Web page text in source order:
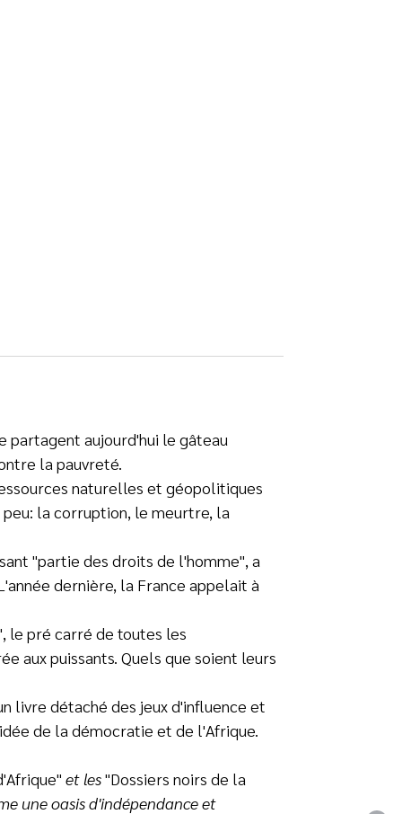
partagent aujourd'hui le gâteau
la pauvreté.
naturelles et géopolitiques
la corruption, le meurtre, la
"partie des droits de l'homme", a
dernière, la France appelait à
le pré carré de toutes les
aux puissants. Quels que soient leurs
livre détaché des jeux d'influence et
de la démocratie et de l'Afrique.
et les"Dossiers noirs de la
une oasis d'indépendance et